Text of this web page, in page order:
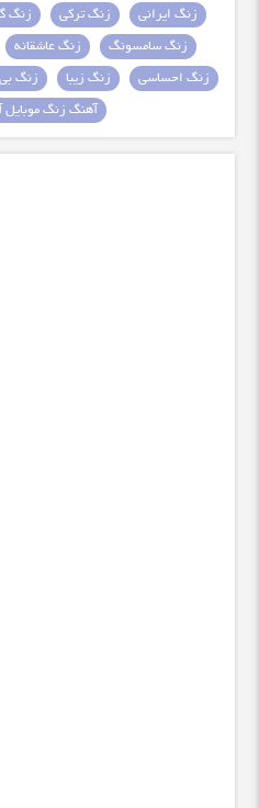
زنگ ایرانی
زنگ ترکی زنگ
زنگ سامسونگ
زنگ عاشقانه
زنگ احساسی
زنگ زیبا زنگ
آهنگ زنگ